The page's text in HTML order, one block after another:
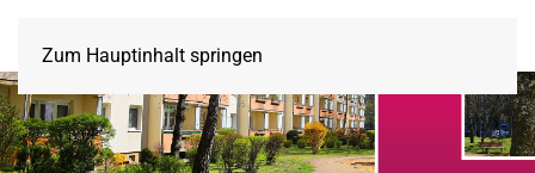
Zum Hauptinhalt springen